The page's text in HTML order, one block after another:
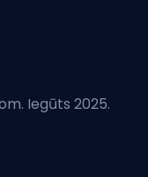
Iegūts 2025.